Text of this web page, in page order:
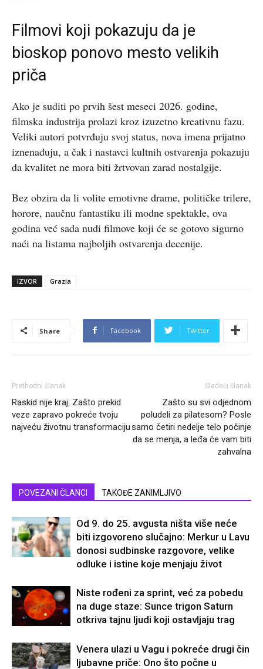
Filmovi koji pokazuju da je
bioskop ponovo mesto velikih
priča
Ako je suditi po prvih šest meseci 2026. godine,
filmska industrija prolazi kroz izuzetno kreativnu fazu.
Veliki autori potvrđuju svoj status, nova imena prijatno
iznenađuju, a čak i nastavci kultnih ostvarenja pokazuju
da kvalitet ne mora biti žrtvovan zarad nostalgije.
Bez obzira da li volite emotivne drame, političke trilere,
horore, naučnu fantastiku ili modne spektakle, ova
godina već sada nudi filmove koji će se gotovo sigurno
naći na listama najboljih ostvarenja decenije.
IZVOR Grazia
Share Facebook Twitter
Prethodni članak
Raskid nije kraj: Zašto prekid
veze zapravo pokreće tvoju
najveću životnu transformaciju
Sledeći članak
Zašto su svi odjednom
poludeli za pilatesom? Posle
samo četiri nedelje telo počinje
da se menja, a leđa će vam biti
zahvalna
POVEZANI ČLANCI TAKOĐE ZANIMLJIVO
Od 9. do 25. avgusta ništa više neće
biti izgovoreno slučajno: Merkur u Lavu
donosi sudbinske razgovore, velike
odluke i istine koje menjaju život
Niste rođeni za sprint, već za pobedu
na duge staze: Sunce trigon Saturn
otkriva tajnu ljudi koji ostavljaju trag
Venera ulazi u Vagu i pokreće drugi čin
ljubavne priče: Ono što počne u